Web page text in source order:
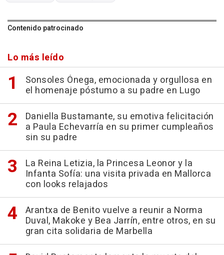
Contenido patrocinado
Lo más leído
Sonsoles Ónega, emocionada y orgullosa en
el homenaje póstumo a su padre en Lugo
Daniella Bustamante, su emotiva felicitación
a Paula Echevarría en su primer cumpleaños
sin su padre
La Reina Letizia, la Princesa Leonor y la
Infanta Sofía: una visita privada en Mallorca
con looks relajados
Arantxa de Benito vuelve a reunir a Norma
Duval, Makoke y Bea Jarrín, entre otros, en su
gran cita solidaria de Marbella